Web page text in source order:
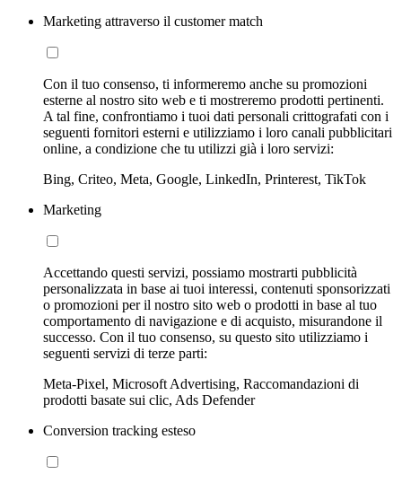
Marketing attraverso il customer match
Con il tuo consenso, ti informeremo anche su promozioni
esterne al nostro sito web e ti mostreremo prodotti pertinenti.
A tal fine, confrontiamo i tuoi dati personali crittografati con i
seguenti fornitori esterni e utilizziamo i loro canali pubblicitari
online, a condizione che tu utilizzi già i loro servizi:
Bing, Criteo, Meta, Google, LinkedIn, Printerest, TikTok
Marketing
Accettando questi servizi, possiamo mostrarti pubblicità
personalizzata in base ai tuoi interessi, contenuti sponsorizzati
o promozioni per il nostro sito web o prodotti in base al tuo
comportamento di navigazione e di acquisto, misurandone il
successo. Con il tuo consenso, su questo sito utilizziamo i
seguenti servizi di terze parti:
Meta-Pixel, Microsoft Advertising, Raccomandazioni di
prodotti basate sui clic, Ads Defender
Conversion tracking esteso